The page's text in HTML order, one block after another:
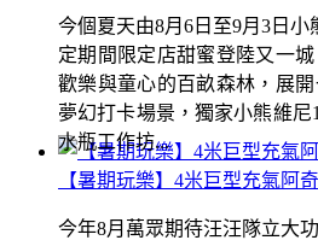
【暑期玩樂】4米巨型充氣阿
今年8月萬眾期待汪汪隊立大
今個夏天由8月6日至9月3日小
定期間限定店甜蜜登陸又一
歡樂與童心的百畝森林，展
夢幻打卡場景，獨家小熊維
水瓶工作坊...